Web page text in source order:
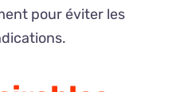
pour éviter les